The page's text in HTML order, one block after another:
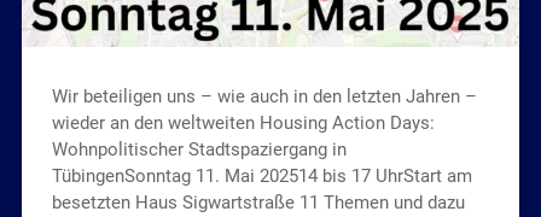
Wir beteiligen uns – wie auch in den letzten Jahren –
wieder an den weltweiten Housing Action Days:
Wohnpolitischer Stadtspaziergang in
TübingenSonntag 11. Mai 202514 bis 17 UhrStart am
besetzten Haus Sigwartstraße 11 Themen und dazu